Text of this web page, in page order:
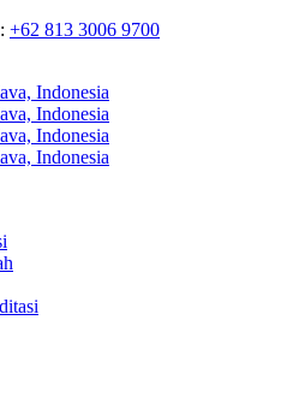
+62 813 3006 9700